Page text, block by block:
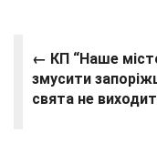
← КП “Наше
змусити
свята не